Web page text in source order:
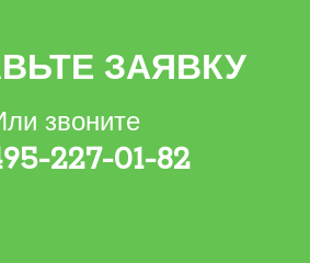
ЗАЯВКУ
звоните
227-01-82